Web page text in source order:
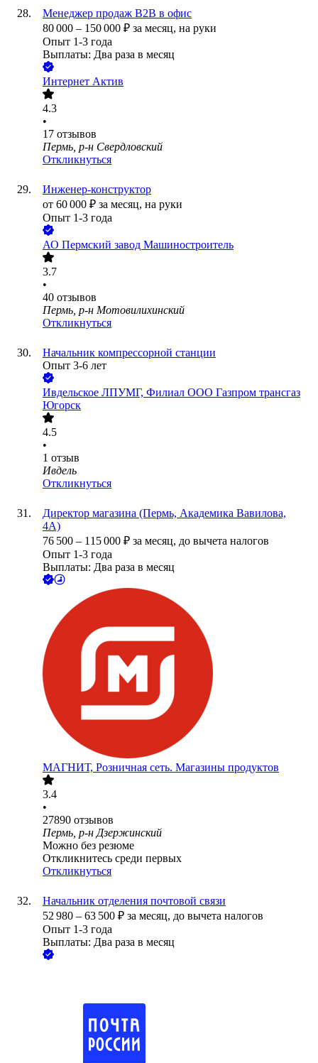
Менеджер продаж B2B в офис
80 000 – 150 000 ₽ за месяц, на руки
Опыт 1-3 года
Выплаты: Два раза в месяц
Интернет Актив
4.3
•
17 отзывов
Пермь, р-н Свердловский
Откликнуться
Инженер-конструктор
от 60 000 ₽ за месяц, на руки
Опыт 1-3 года
АО Пермский завод Машиностроитель
3.7
•
40 отзывов
Пермь, р-н Мотовилихинский
Откликнуться
Начальник компрессорной станции
Опыт 3-6 лет
Ивдельское ЛПУМГ, Филиал ООО Газпром трансгаз
Югорск
4.5
•
1 отзыв
Ивдель
Откликнуться
Директор магазина (Пермь, Академика Вавилова,
4А)
76 500 – 115 000 ₽ за месяц, до вычета налогов
Опыт 1-3 года
Выплаты: Два раза в месяц
МАГНИТ, Розничная сеть. Магазины продуктов
3.4
•
27890 отзывов
Пермь, р-н Дзержинский
Можно без резюме
Откликнитесь среди первых
Откликнуться
Начальник отделения почтовой связи
52 980 – 63 500 ₽ за месяц, до вычета налогов
Опыт 1-3 года
Выплаты: Два раза в месяц